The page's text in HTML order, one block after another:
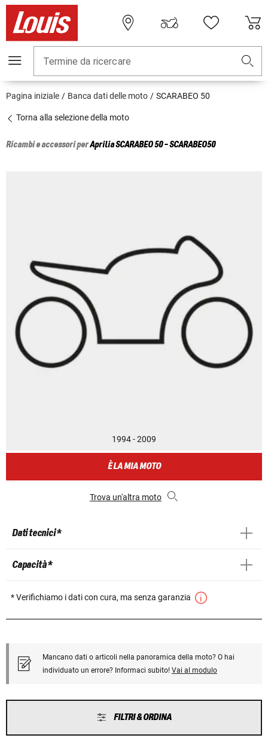
Termine da ricercare
Pagina iniziale Banca dati delle moto SCARABEO 50
Torna alla selezione della moto
Ricambi e accessori perApriliaSCARABEO 50 - SCARABEO50
1994 - 2009
È LA MIA MOTO
Trova un'altra moto
Dati tecnici *
Capacità *
* Verifichiamo i dati con cura, ma senza garanzia
Mancano dati o articoli nella panoramica della moto? O hai
individuato un errore? Informaci subito! Vai al modulo
FILTRI & ORDINA